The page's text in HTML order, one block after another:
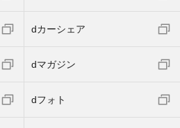
dカーシェア
dマガジン
dフォト